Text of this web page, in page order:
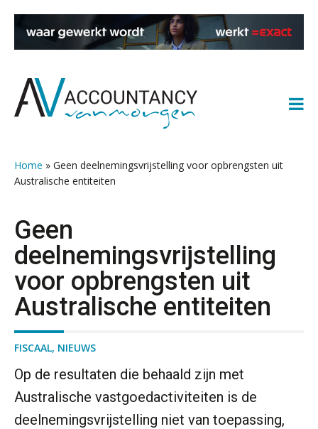
naar
naar
naar
naar
Home » Geen deelnemingsvrijstelling voor opbrengsten uit
Australische entiteiten
Geen
deelnemingsvrijstelling
voor opbrengsten uit
Australische entiteiten
FISCAAL, NIEUWS
Op de resultaten die behaald zijn met
Australische vastgoedactiviteiten is de
deelnemingsvrijstelling niet van toepassing,